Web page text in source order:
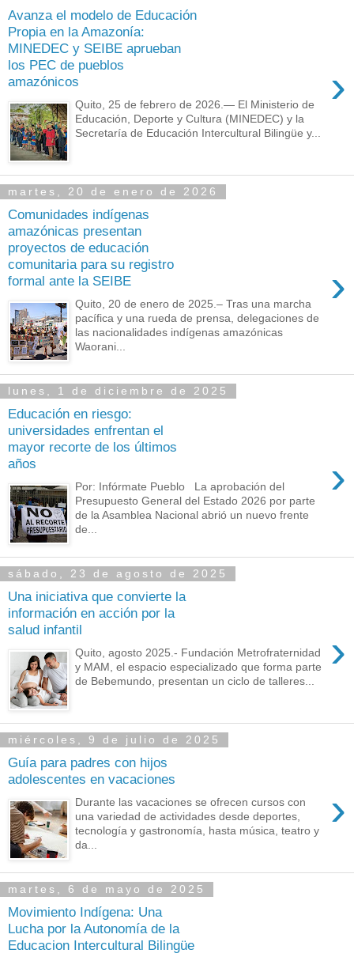
Avanza el modelo de Educación
Propia en la Amazonía:
MINEDEC y SEIBE aprueban
los PEC de pueblos
amazónicos
›
Quito, 25 de febrero de 2026.— El Ministerio de
Educación, Deporte y Cultura (MINEDEC) y la
Secretaría de Educación Intercultural Bilingüe y...
martes, 20 de enero de 2026
Comunidades indígenas
amazónicas presentan
proyectos de educación
comunitaria para su registro
formal ante la SEIBE
›
Quito, 20 de enero de 2025.– Tras una marcha
pacífica y una rueda de prensa, delegaciones de
las nacionalidades indígenas amazónicas
Waorani...
lunes, 1 de diciembre de 2025
Educación en riesgo:
universidades enfrentan el
mayor recorte de los últimos
años
›
Por: Infórmate Pueblo La aprobación del
Presupuesto General del Estado 2026 por parte
de la Asamblea Nacional abrió un nuevo frente
de...
sábado, 23 de agosto de 2025
Una iniciativa que convierte la
información en acción por la
salud infantil
›
Quito, agosto 2025.- Fundación Metrofraternidad
y MAM, el espacio especializado que forma parte
de Bebemundo, presentan un ciclo de talleres...
miércoles, 9 de julio de 2025
Guía para padres con hijos
adolescentes en vacaciones
›
Durante las vacaciones se ofrecen cursos con
una variedad de actividades desde deportes,
tecnología y gastronomía, hasta música, teatro y
da...
martes, 6 de mayo de 2025
Movimiento Indígena: Una
Lucha por la Autonomía de la
Educacion Intercultural Bilingüe